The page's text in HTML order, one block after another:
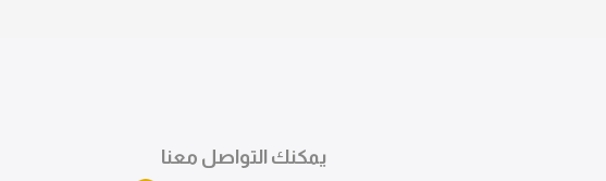
يمكنك التواصل معنا